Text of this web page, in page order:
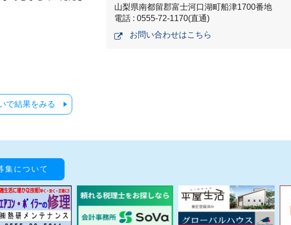
で結果をみる
山梨県南都留郡富士河口湖町船津1700番地
電話 : 0555-72-1170(直通)
お問い合わせはこちら
集について